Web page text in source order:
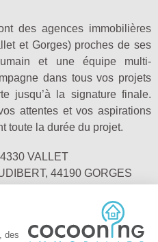
des agences immobilières
et Gorges) proches de ses
et une équipe multi-
dans tous vos projets
jusqu’à la signature finale.
attentes et vos aspirations
toute la durée du projet.
VALLET
44190 GORGES